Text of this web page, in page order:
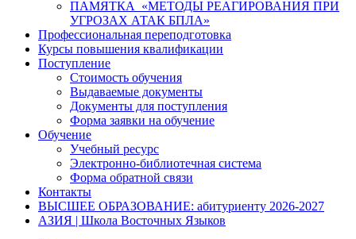
ПАМЯТКА «МЕТОДЫ РЕАГИРОВАНИЯ ПРИ
УГРОЗАХ АТАК БПЛА»
Профессиональная переподготовка
Курсы повышения квалификации
Поступление
Стоимость обучения
Выдаваемые документы
Документы для поступления
Форма заявки на обучение
Обучение
Учебный ресурс
Электронно-библиотечная система
Форма обратной связи
Контакты
ВЫСШЕЕ ОБРАЗОВАНИЕ: абитуриенту 2026-2027
АЗИЯ | Школа Восточных Языков